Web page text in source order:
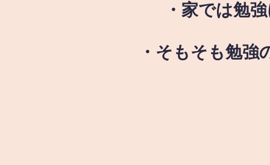
・家では勉
・そもそも勉